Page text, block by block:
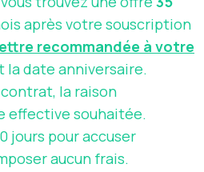
après votre souscription
recommandée à votre
la date anniversaire.
la raison
effective souhaitée.
jours pour accuser
aucun frais.